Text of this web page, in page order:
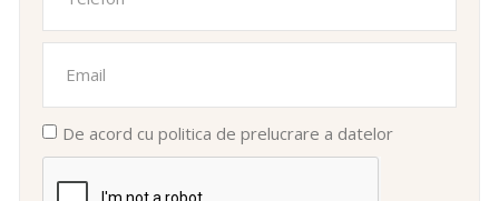
De acord cu politica de prelucrare a datelor